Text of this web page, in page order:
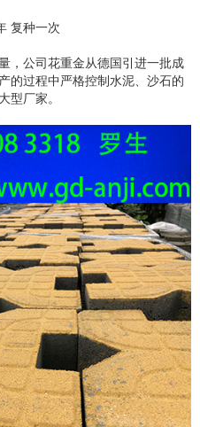
复种一次
，公司花重金从德国引进一批成
的过程中严格控制水泥、沙石的
型厂家。